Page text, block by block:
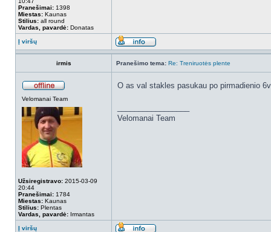
Pranešimai: 1398
Miestas: Kaunas
Stilius: all round
Vardas, pavardė: Donatas
Į viršų
irmis Pranešimo tema: Re: Treniruotės plente
Velomanai Team
Užsiregistravo: 2015-03-09
20:44
Pranešimai: 1784
Miestas: Kaunas
Stilius: Plentas
Vardas, pavardė: Irmantas
O as val stakles pasukau po pirmadienio
Velomanai Team
Į viršų